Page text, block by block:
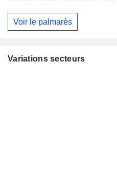
Voir le palmarès
Variations secteurs